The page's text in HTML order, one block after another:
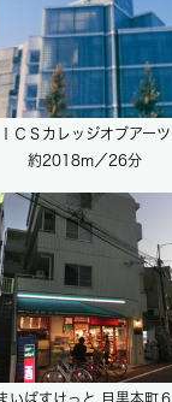
ＩＣＳカレッジオブアーツ
約2018m／26分
いばすけっと 目黒本町６